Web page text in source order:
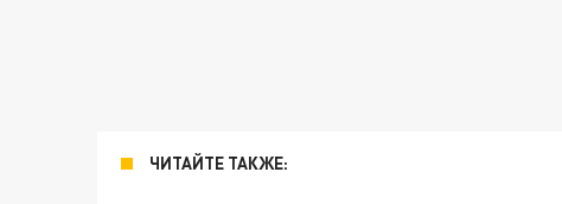
ЧИТАЙТЕ ТАКЖЕ: